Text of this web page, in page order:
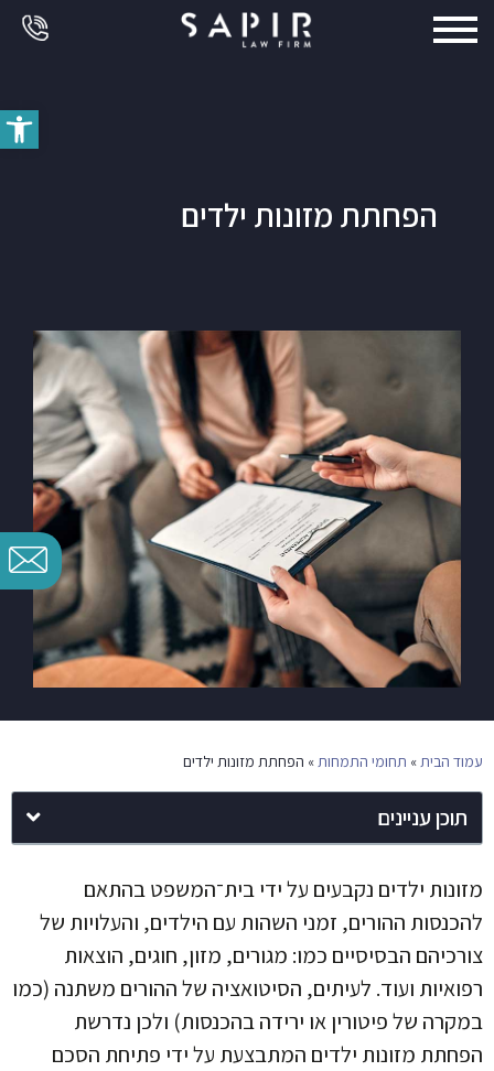
פתח
הפחתת מזונות ילדים
עמוד הבית» תחומי התמחות» הפחתת מזונות ילדים
תוכן עניינים
מזונות ילדים נקבעים על ידי בית־המשפט בהתאם
להכנסות ההורים, זמני השהות עם הילדים, והעלויות של
צורכיהם הבסיסיים כמו: מגורים, מזון, חוגים, הוצאות
רפואיות ועוד. לעיתים, הסיטואציה של ההורים משתנה (כמו
במקרה של פיטורין או ירידה בהכנסות) ולכן נדרשת
הפחתת מזונות ילדים המתבצעת על ידי פתיחת הסכם